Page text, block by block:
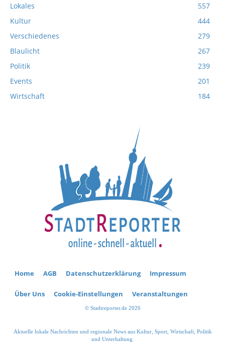
Lokales
557
Kultur
444
Verschiedenes
279
Blaulicht
267
Politik
239
Events
201
Wirtschaft
184
Home AGB Datenschutzerklärung Impressum
Über Uns Cookie-Einstellungen Veranstaltungen
© Stadtreporter.de 2026
Aktuelle lokale Nachrichten und regionale News aus Kultur, Sport, Wirtschaft, Politik
und Unterhaltung.